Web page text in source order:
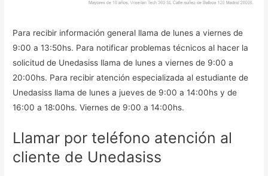
Para recibir información general llama de lunes a viernes de
9:00 a 13:50hs. Para notificar problemas técnicos al hacer la
solicitud de Unedasiss llama de lunes a viernes de 9:00 a
20:00hs. Para recibir atención especializada al estudiante de
Unedasiss llama de lunes a jueves de 9:00 a 14:00hs y de
16:00 a 18:00hs. Viernes de 9:00 a 14:00hs.
Llamar por teléfono atención al
cliente de Unedasiss